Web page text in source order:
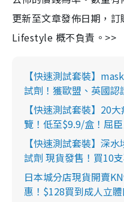
更新至文章發佈日期，
Lifestyle 概不負責。>>
【快速測試套裝】
試劑！獲歐盟、英國認
【快速測試套裝】20
覽！低至$9.9/盒！屈
【快速測試套裝】深
試劑 現貨發售！買10
日本城分店現貨開賣
惠！$128買到成人立